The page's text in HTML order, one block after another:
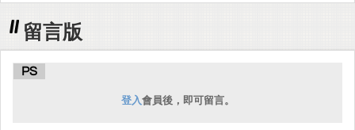
留言版
PS
登入會員後，即可留言。